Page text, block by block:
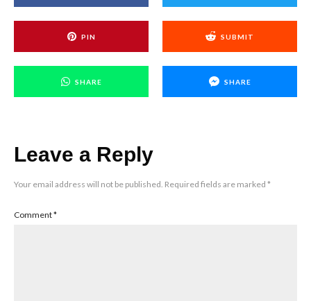
PIN SUBMIT
SHARE SHARE
Leave a Reply
Your email address will not be published. Required fields are marked *
Comment*